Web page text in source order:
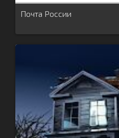
Почта России